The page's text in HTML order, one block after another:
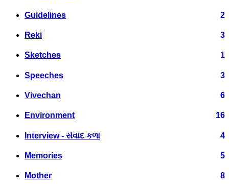
Guidelines 2
Reki 3
Sketches 1
Speeches 3
Vivechan 6
Environment 16
Interview - સંવાદ કળા 4
Memories 5
Mother 8